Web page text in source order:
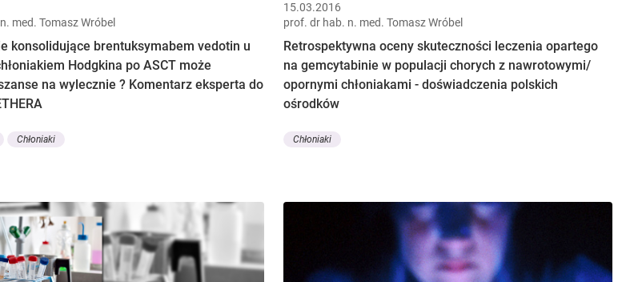
med. Tomasz Wróbel
konsolidujące brentuksymabem vedotin u
Hodgkina po ASCT może
na wylecznie ? Komentarz eksperta do
Chłoniaki
15.03.2016
prof. dr hab. n. med. Tomasz Wróbel
Retrospektywna oceny skuteczności leczenia opartego
na gemcytabinie w populacji chorych z nawrotowymi/
opornymi chłoniakami - doświadczenia polskich
ośrodków
Chłoniaki